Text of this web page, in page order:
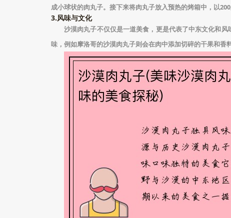
成小球状的肉丸子。接下来将肉丸子放入预热的烤箱中，以
3.风味与文化
沙漠肉丸子不仅仅是一道美食，更是代表了中东文化和
味，例如摩洛哥的沙漠肉丸子则会在肉中添加切碎的干果和香